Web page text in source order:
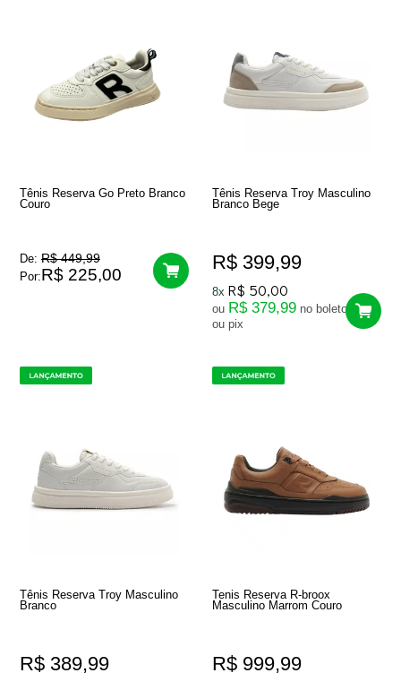
Tênis Reserva Go Preto Branco
Couro
De: R$ 449,99
Por:R$ 225,00
Tênis Reserva Troy Masculino
Branco Bege
R$ 399,99
8x R$ 50,00
ou R$ 379,99 no boleto
ou pix
Tênis Reserva Troy Masculino
Branco
R$ 389,99
Tenis Reserva R-broox
Masculino Marrom Couro
R$ 999,99